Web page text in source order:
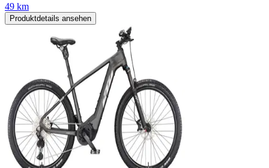
49 km
Produktdetails ansehen